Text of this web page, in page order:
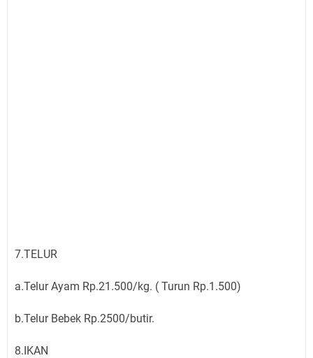
7.TELUR
a.Telur Ayam Rp.21.500/kg. ( Turun Rp.1.500)
b.Telur Bebek Rp.2500/butir.
8.IKAN